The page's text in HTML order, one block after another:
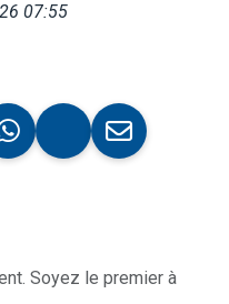
07:55
Soyez le premier à